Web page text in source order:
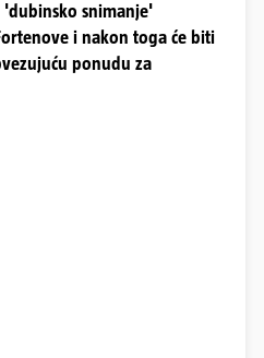
'dubinsko snimanje'
i nakon toga će biti
ponudu za